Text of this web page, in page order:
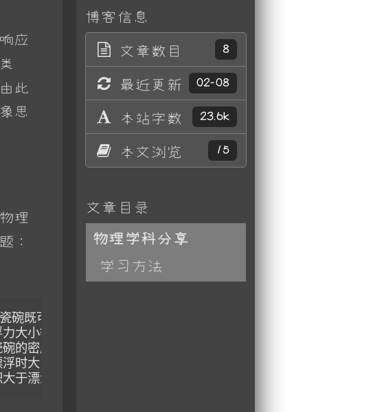
应
此
思
理
：
碗既可以漂浮在水面上，也可以沉入水底，下列说法正确的是( )
于漂浮时排开水的体积
博客信息
文章数目
8
最近更新 02-08
本站字数 23.6k
本文浏览 15
文章目录
物理学科分享
学习方法